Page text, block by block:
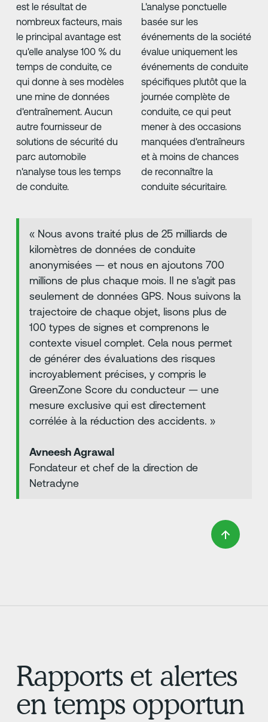
est le résultat de
nombreux facteurs, mais
le principal avantage est
qu'elle analyse 100 % du
temps de conduite, ce
qui donne à ses modèles
une mine de données
d'entraînement. Aucun
autre fournisseur de
solutions de sécurité du
parc automobile
n'analyse tous les temps
de conduite.
L'analyse ponctuelle
basée sur les
événements de la société
évalue uniquement les
événements de conduite
spécifiques plutôt que la
journée complète de
conduite, ce qui peut
mener à des occasions
manquées d'entraîneurs
et à moins de chances
de reconnaître la
conduite sécuritaire.
« Nous avons traité plus de 25 milliards de
kilomètres de données de conduite
anonymisées — et nous en ajoutons 700
millions de plus chaque mois. Il ne s'agit pas
seulement de données GPS. Nous suivons la
trajectoire de chaque objet, lisons plus de
100 types de signes et comprenons le
contexte visuel complet. Cela nous permet
de générer des évaluations des risques
incroyablement précises, y compris le
GreenZone Score du conducteur — une
mesure exclusive qui est directement
corrélée à la réduction des accidents. »
Avneesh Agrawal
Fondateur et chef de la direction de
Netradyne
Rapports et alertes
en temps opportun